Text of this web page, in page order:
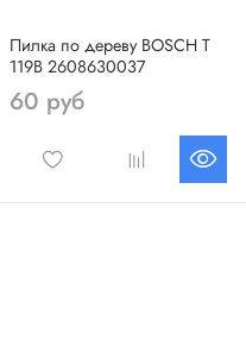
Пилка по дереву BOSCH Т
119В 2608630037
60 руб